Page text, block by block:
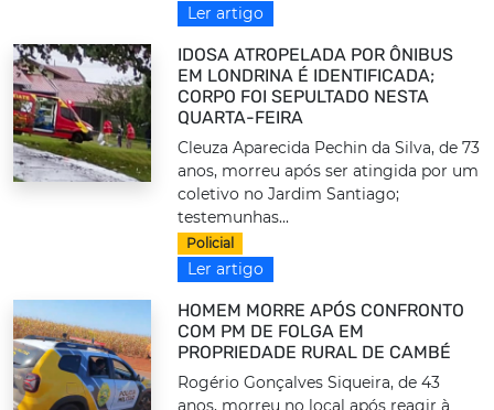
Ler artigo
IDOSA ATROPELADA POR ÔNIBUS
EM LONDRINA É IDENTIFICADA;
CORPO FOI SEPULTADO NESTA
QUARTA-FEIRA
Cleuza Aparecida Pechin da Silva, de 73
anos, morreu após ser atingida por um
coletivo no Jardim Santiago;
testemunhas...
Policial
Ler artigo
HOMEM MORRE APÓS CONFRONTO
COM PM DE FOLGA EM
PROPRIEDADE RURAL DE CAMBÉ
Rogério Gonçalves Siqueira, de 43
anos, morreu no local após reagir à